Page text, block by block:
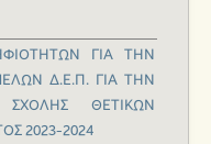
ΓΙΑ ΤΗΝ
Δ.Ε.Π. ΓΙΑ ΤΗΝ
ΘΕΤΙΚΩΝ
2023-2024